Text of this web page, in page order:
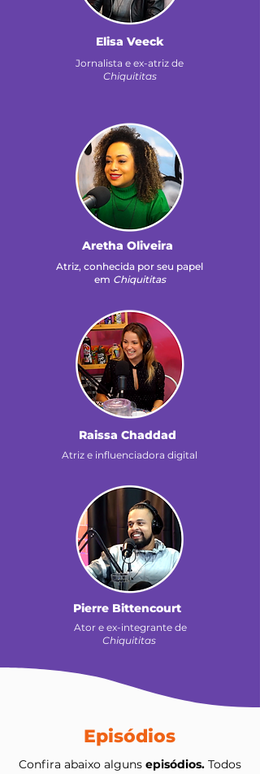
Elisa Veeck
Jornalista e ex-atriz de
Chiquititas
Aretha Oliveira
Atriz, conhecida por seu papel
em Chiquititas
Raissa Chaddad
Atriz e influenciadora digital
Pierre Bittencourt
Ator e ex-integrante de
Chiquititas
Episódios
Confira abaixo alguns episódios. Todos